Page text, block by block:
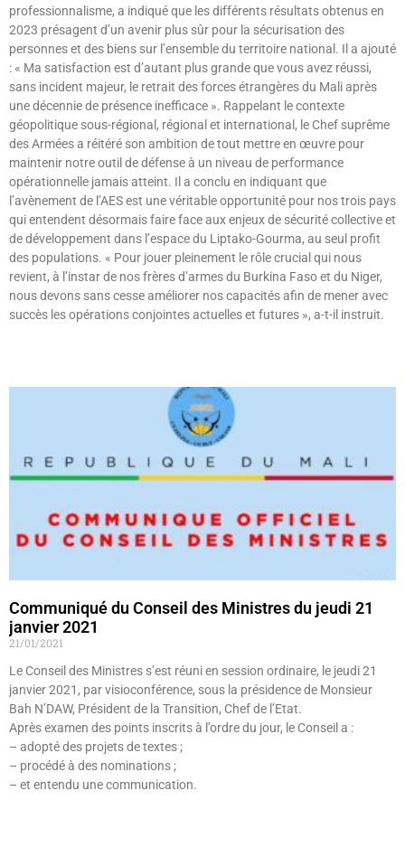
professionnalisme, a indiqué que les différents résultats obtenus en
2023 présagent d’un avenir plus sûr pour la sécurisation des
personnes et des biens sur l’ensemble du territoire national. Il a ajouté
: « Ma satisfaction est d’autant plus grande que vous avez réussi,
sans incident majeur, le retrait des forces étrangères du Mali après
une décennie de présence inefficace ». Rappelant le contexte
géopolitique sous-régional, régional et international, le Chef suprême
des Armées a réitéré son ambition de tout mettre en œuvre pour
maintenir notre outil de défense à un niveau de performance
opérationnelle jamais atteint. Il a conclu en indiquant que
l’avènement de l’AES est une véritable opportunité pour nos trois pays
qui entendent désormais faire face aux enjeux de sécurité collective et
de développement dans l’espace du Liptako-Gourma, au seul profit
des populations. « Pour jouer pleinement le rôle crucial qui nous
revient, à l’instar de nos frères d’armes du Burkina Faso et du Niger,
nous devons sans cesse améliorer nos capacités afin de mener avec
succès les opérations conjointes actuelles et futures », a-t-il instruit.
Communiqué du Conseil des Ministres du jeudi 21
janvier 2021
21/01/2021
Le Conseil des Ministres s’est réuni en session ordinaire, le jeudi 21
janvier 2021, par visioconférence, sous la présidence de Monsieur
Bah N’DAW, Président de la Transition, Chef de l’Etat.
Après examen des points inscrits à l’ordre du jour, le Conseil a :
– adopté des projets de textes ;
– procédé à des nominations ;
– et entendu une communication.